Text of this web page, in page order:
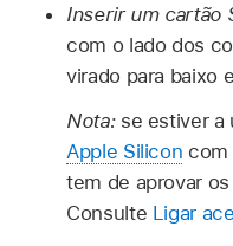
Inserir um cartão
com o lado dos
virado para baixo
Nota: se estiver a
Apple Silicon com
tem de aprovar
Consulte Ligar